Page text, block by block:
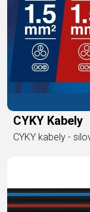
CYKY Kabely
CYKY kabely -